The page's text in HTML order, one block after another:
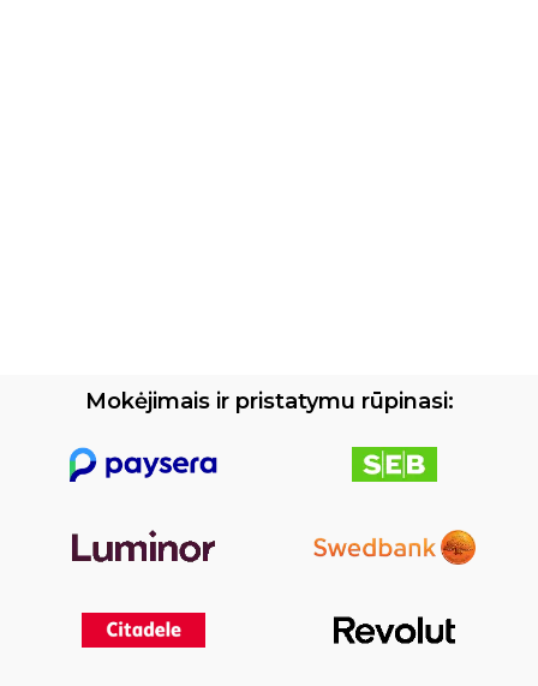
Mokėjimais ir pristatymu rūpinasi: